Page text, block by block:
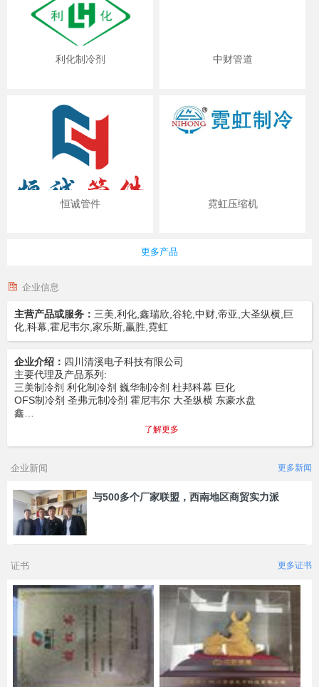
利化制冷剂 中财管道
恒诚管件 霓虹压缩机
更多产品
企业信息
主营产品或服务： 三美,利化,鑫瑞欣,谷轮,中财,帝亚,大圣纵横,巨
化,科幕,霍尼韦尔,家乐斯,赢胜,霓虹
企业介绍： 四川清溪电子科技有限公司
主要代理及产品系列:
三美制冷剂 利化制冷剂 巍华制冷剂 杜邦科幕 巨化
OFS制冷剂 圣弗元制冷剂 霍尼韦尔 大圣纵横 东豪水盘
鑫…
了解更多
企业新闻 更多新闻
与500多个厂家联盟，西南地区商贸实力派
证书 更多证书